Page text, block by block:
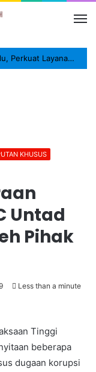
Astamaops Polri Supervisi Polresta Palu, Perkuat Layanan 110 dan SPKT
KHUSUS
Untad
Pihak
Less than a minute
Tinggi
beberapa
dugaan korupsi